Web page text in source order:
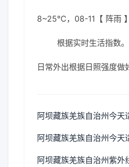
8~25℃，08-11【 阵雨
根据实时生活指数
日常外出根据日照强度做
阿坝藏族羌族自治州今天
阿坝藏族羌族自治州今天
阿坝藏族羌族自治州紫外